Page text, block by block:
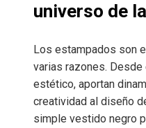
universo de
Los estampados son
varias razones.
estético, aportan
creatividad al diseño
simple vestido negro